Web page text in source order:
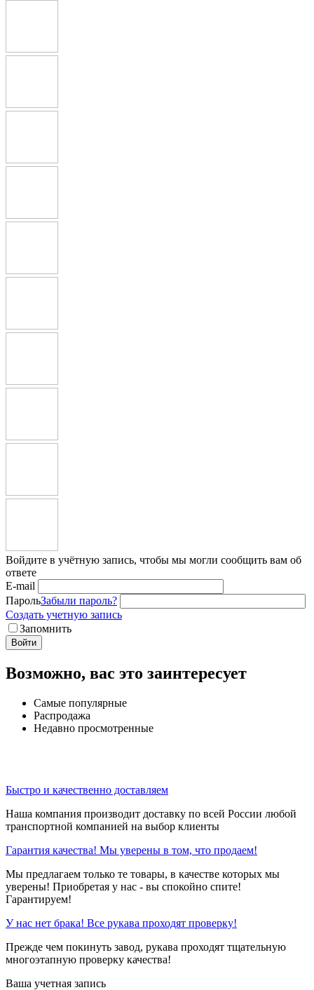
Войдите в учётную запись, чтобы мы могли сообщить вам об
ответе
E-mail
ПарольЗабыли пароль?
Создать учетную запись
Запомнить
Войти
Возможно, вас это заинтересует
Самые популярные
Распродажа
Недавно просмотренные
Быстро и качественно доставляем
Наша компания производит доставку по всей России любой
транспортной компанией на выбор клиенты
Гарантия качества! Мы уверены в том, что продаем!
Мы предлагаем только те товары, в качестве которых мы
уверены! Приобретая у нас - вы спокойно спите!
Гарантируем!
У нас нет брака! Все рукава проходят проверку!
Прежде чем покинуть завод, рукава проходят тщательную
многоэтапную проверку качества!
Ваша учетная запись